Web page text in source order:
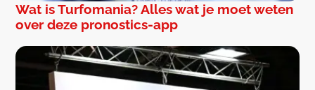
Wat is Turfomania? Alles wat je moet weten
over deze pronostics-app